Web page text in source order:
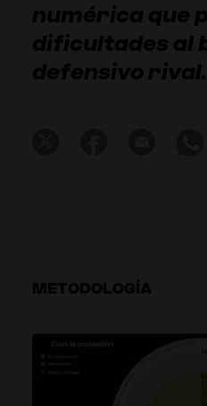
numérica que
dificultades al
defensivo rival.
METODOLOGÍA